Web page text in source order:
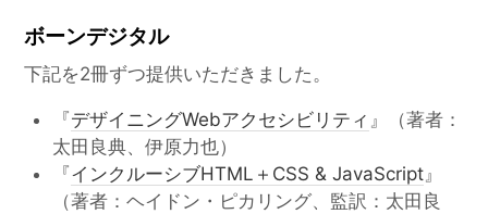
ボーンデジタル
下記を2冊ずつ提供いただきました。
『デザイニングWebアクセシビリティ 』（著者：
太田良典、伊原力也）
『インクルーシブHTML＋CSS & JavaScript』
（著者：ヘイドン・ピカリング、監訳：太田良